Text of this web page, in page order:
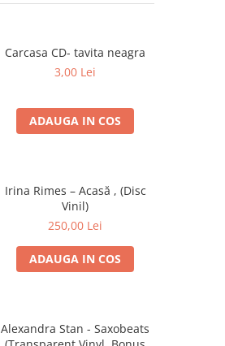
Carcasa CD- tavita neagra
3,00 Lei
ADAUGA IN COS
Irina Rimes – Acasă , (Disc
Vinil)
250,00 Lei
ADAUGA IN COS
Alexandra Stan - Saxobeats